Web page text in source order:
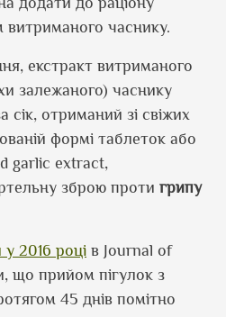
витриманого часнику.
екстракт витриманого
залежаного) часнику
сік, отриманий зі свіжих
формі таблеток або
garlic extract,
зброю проти грипу
у 2016 році в Journal of
що прийом пігулок з
45 днів помітно